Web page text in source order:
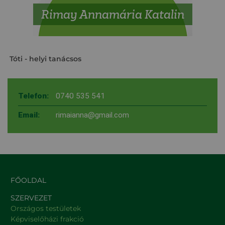
Rimay Annamária Katalin
Tóti - helyi tanácsos
Telefon: 0740 535 541
Email: rimaianna@gmail.com
FŐOLDAL
SZERVEZET
Országos testületek
Képviselőházi frakció